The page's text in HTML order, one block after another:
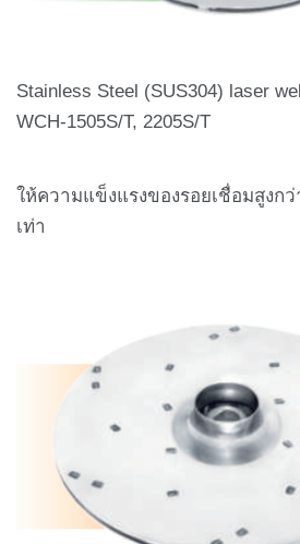
Stainless Steel (SUS304) laser
WCH-1505S/T, 2205S/T
ให้ความแข็งแรงของรอยเชื่อมสูงก
เท่า